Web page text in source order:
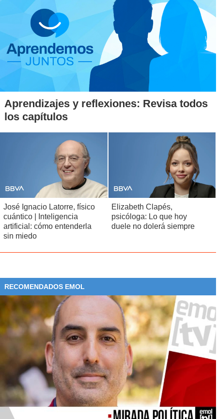
Aprendizajes y reflexiones: Revisa todos
los capítulos
José Ignacio Latorre, físico
cuántico | Inteligencia
artificial: cómo entenderla
sin miedo
Elizabeth Clapés,
psicóloga: Lo que hoy
duele no dolerá siempre
RECOMENDADOS EMOL